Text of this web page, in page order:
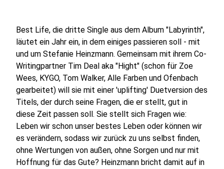
Best Life, die dritte Single aus dem Album "Labyrinth",
läutet ein Jahr ein, in dem einiges passieren soll - mit
und um Stefanie Heinzmann. Gemeinsam mit ihrem Co-
Writingpartner Tim Deal aka "Hight" (schon für Zoe
Wees, KYGO, Tom Walker, Alle Farben und Ofenbach
gearbeitet) will sie mit einer 'uplifting' Duetversion des
Titels, der durch seine Fragen, die er stellt, gut in
diese Zeit passen soll. Sie stellt sich Fragen wie:
Leben wir schon unser bestes Leben oder können wir
es verändern, sodass wir zurück zu uns selbst finden,
ohne Wertungen von außen, ohne Sorgen und nur mit
Hoffnung für das Gute? Heinzmann bricht damit auf in